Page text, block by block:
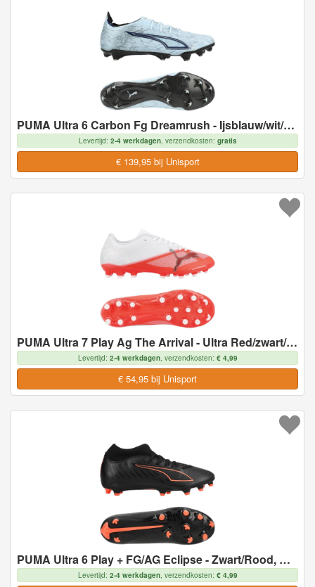
PUMA Ultra 6 Carbon Fg Dreamrush - Ijsblauw/wit/blue Jewel - Natuurgras (Fg), maat 43
Levertijd: 2-4 werkdagen, verzendkosten: gratis
€ 139,95 bij Unisport
PUMA Ultra 7 Play Ag The Arrival - Ultra Red/zwart/wit - Kunstgras (Ag), maat 43
Levertijd: 2-4 werkdagen, verzendkosten: € 4,99
€ 54,95 bij Unisport
PUMA Ultra 6 Play + FG/AG Eclipse - Zwart/Rood, maat 43
Levertijd: 2-4 werkdagen, verzendkosten: € 4,99